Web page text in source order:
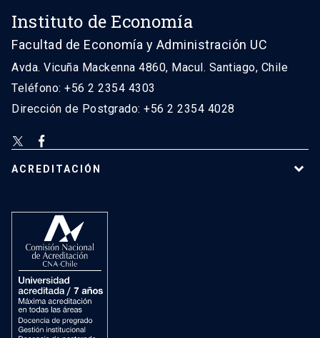
Instituto de Economía
Facultad de Economía y Administración UC
Avda. Vicuña Mackenna 4860, Macul. Santiago, Chile
Teléfono: +56 2 2354 4303
Dirección de Postgrado: +56 2 2354 4028
ACREDITACIÓN